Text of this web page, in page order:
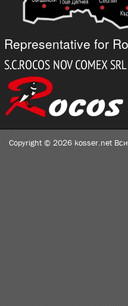
Representative for
Copyright © 2026 kosser.net